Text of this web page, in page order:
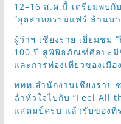
12–16 ส.ค.นี้ เตรียมพบ
“อุตสาหกรรมแฟร์ ล้านน
ผู้ว่าฯ เชียงราย เยี่ยมชม
100 ปี สู่พิพิธภัณฑ์ศิลปะมี
และการท่องเที่ยวของเมือง
ททท.สำนักงานเชียงราย
ฉ่ำหัวใจไปกับ “Feel All
แสตมป์ครบ แล้วรับของที่